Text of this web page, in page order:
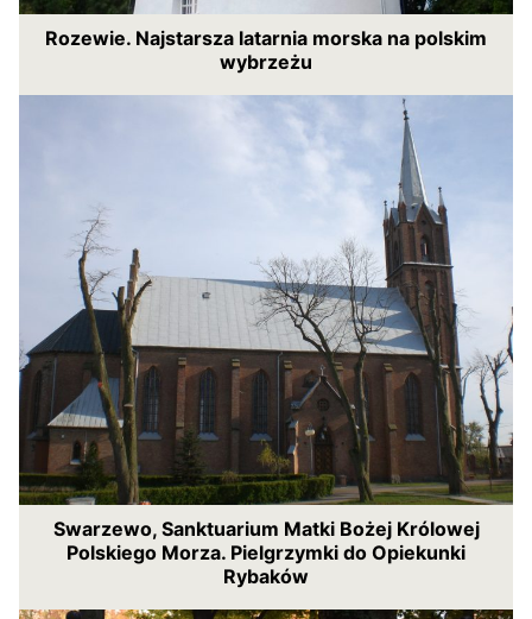
Rozewie. Najstarsza latarnia morska na polskim
wybrzeżu
Swarzewo, Sanktuarium Matki Bożej Królowej
Polskiego Morza. Pielgrzymki do Opiekunki
Rybaków